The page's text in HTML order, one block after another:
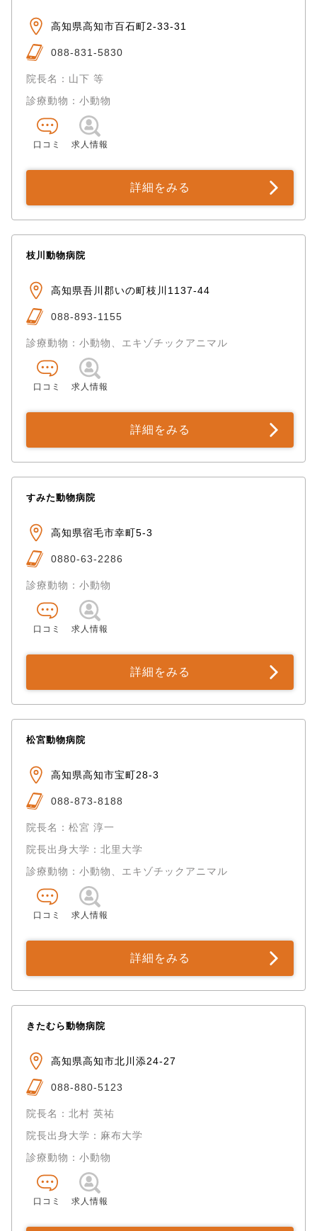
高知県高知市百石町2-33-31
088-831-5830
院長名：山下 等
診療動物：小動物
口コミ 求人情報
詳細をみる
枝川動物病院
高知県吾川郡いの町枝川1137-44
088-893-1155
診療動物：小動物、エキゾチックアニマル
口コミ 求人情報
詳細をみる
すみた動物病院
高知県宿毛市幸町5-3
0880-63-2286
診療動物：小動物
口コミ 求人情報
詳細をみる
松宮動物病院
高知県高知市宝町28-3
088-873-8188
院長名：松宮 淳一
院長出身大学：北里大学
診療動物：小動物、エキゾチックアニマル
口コミ 求人情報
詳細をみる
きたむら動物病院
高知県高知市北川添24-27
088-880-5123
院長名：北村 英祐
院長出身大学：麻布大学
診療動物：小動物
口コミ 求人情報